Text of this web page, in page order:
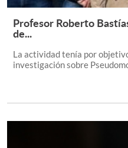
Profesor Roberto
de...
La actividad tenía por
investigación sobre